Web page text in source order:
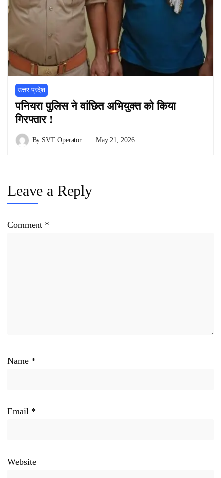
उत्तर प्रदेश
पनियरा पुलिस ने वांछित अभियुक्त को किया
गिरफ्तार !
By SVT Operator May 21, 2026
Leave a Reply
Comment *
Name *
Email *
Website